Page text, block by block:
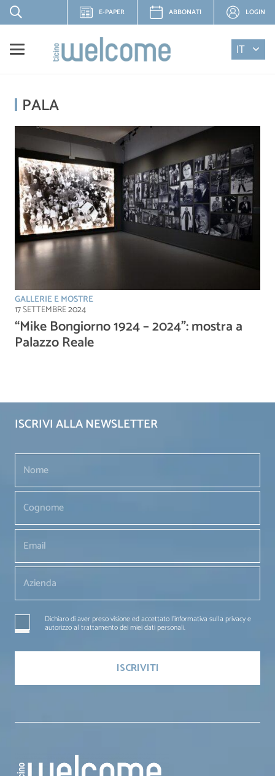
E-PAPER ABBONATI LOGIN
IT
PALA
GALLERIE E MOSTRE
17 SETTEMBRE 2024
“Mike Bongiorno 1924 – 2024”: mostra a
Palazzo Reale
ISCRIVI ALLA NEWSLETTER
Dichiaro di aver preso visione ed accettato l'informativa sulla privacy e
autorizzo al trattamento dei miei dati personali.